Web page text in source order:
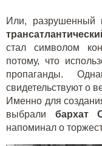
Или, разрушенный
стал символом
потому, что
пропаганды.
свидетельствуют о
Именно для
выбрали бархат
напоминал о